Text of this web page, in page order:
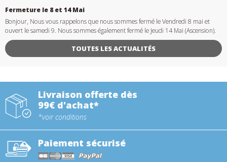
Fermeture le 8 et 14 Mai
Bonjour, Nous vous rappelons que nous sommes fermé le Vendredi 8 mai et
ouvert le samedi 9. Nous sommes également fermé le Jeudi 14 Mai (Ascension).
TOUTES LES ACTUALITÉS
Livraison offerte dès
99€ d'achat*
*voir conditions
Paiement sécurisé